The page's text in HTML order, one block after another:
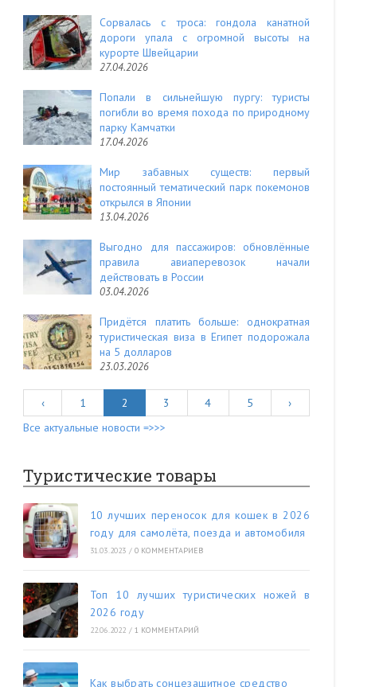
Сорвалась с троса: гондола канатной
дороги упала с огромной высоты на
курорте Швейцарии
27.04.2026
Попали в сильнейшую пургу: туристы
погибли во время похода по природному
парку Камчатки
17.04.2026
Мир забавных существ: первый
постоянный тематический парк покемонов
открылся в Японии
13.04.2026
Выгодно для пассажиров: обновлённые
правила авиаперевозок начали
действовать в России
03.04.2026
Придётся платить больше: однократная
туристическая виза в Египет подорожала
на 5 долларов
23.03.2026
‹ 1 2 3 4 5
›
Все актуальные новости =>>>
Туристические товары
10 лучших переносок для кошек в 2026
году для самолёта, поезда и автомобиля
31.03.2023 / 0 КОММЕНТАРИЕВ
Топ 10 лучших туристических ножей в
2026 году
22.06.2022 / 1 КОММЕНТАРИЙ
Как выбрать сонцезащитное средство